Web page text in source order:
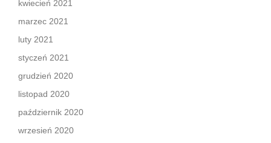
kwiecień 2021
marzec 2021
luty 2021
styczeń 2021
grudzień 2020
listopad 2020
październik 2020
wrzesień 2020